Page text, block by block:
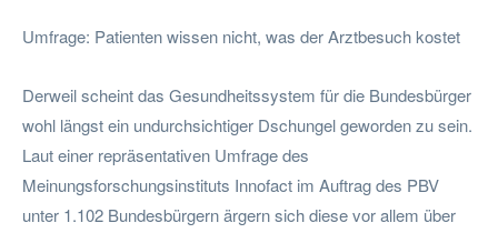
Umfrage: Patienten wissen nicht, was der Arztbesuch kostet
Derweil scheint das Gesundheitssystem für die Bundesbürger
wohl längst ein undurchsichtiger Dschungel geworden zu sein.
Laut einer repräsentativen Umfrage des
Meinungsforschungsinstituts Innofact im Auftrag des PBV
unter 1.102 Bundesbürgern ärgern sich diese vor allem über